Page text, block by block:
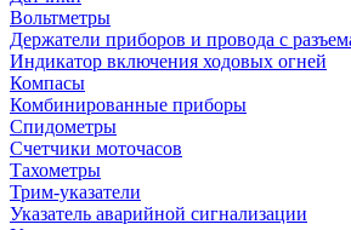
Вольтметры
Держатели приборов и провода с
Индикатор включения ходовых огней
Компасы
Комбинированные приборы
Спидометры
Счетчики моточасов
Тахометры
Трим-указатели
Указатель аварийной сигнализации